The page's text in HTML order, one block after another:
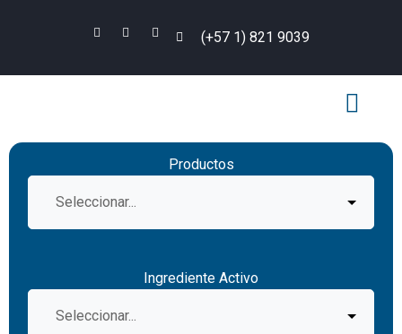
(+57 1) 821 9039
Productos
Ingrediente Activo